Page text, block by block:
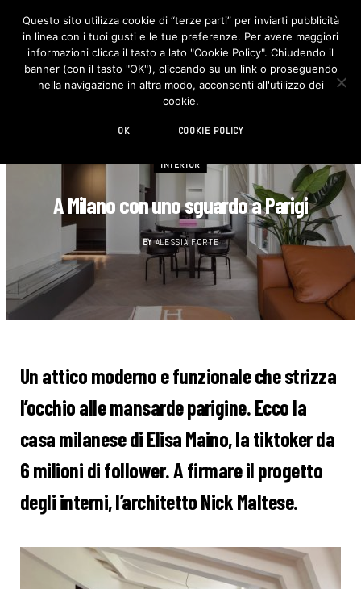
F
c
e
b
o
I
n
s
t
INTERIOR
A Milano con uno sguardo a Parigi
BY ALESSIA FORTE
Un attico moderno e funzionale che strizza
l’occhio alle mansarde parigine. Ecco la
casa milanese di Elisa Maino, la tiktoker da
6 milioni di follower. A firmare il progetto
degli interni, l’architetto Nick Maltese.
Questo sito utilizza cookie di “terze parti” per inviarti pubblicità
in linea con i tuoi gusti e le tue preferenze. Per avere maggiori
informazioni clicca il tasto a lato "Cookie Policy". Chiudendo il
banner (con il tasto "OK"), cliccando su un link o proseguendo
nella navigazione in altra modo, acconsenti all'utilizzo dei
cookie.
OK COOKIE POLICY